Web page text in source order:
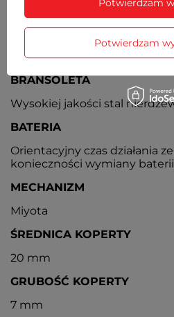
KOPERTA
Metalowa, nierdzewna.
BRANSOLETA
Wysokiej jakości stal
BATERIA
Orientacyjny czas działania
konieczności wymiany baterii
MECHANIZM
Miyota
ŚREDNICA KOPERTY
20 mm
GRUBOŚĆ KOPERTY
7 mm
Potwierdzam
Potwierdzam